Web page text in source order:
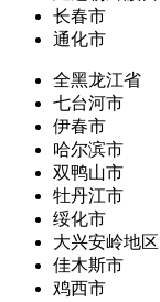
长春市
通化市
全黑龙江省
七台河市
伊春市
哈尔滨市
双鸭山市
牡丹江市
绥化市
大兴安岭地区
佳木斯市
鸡西市